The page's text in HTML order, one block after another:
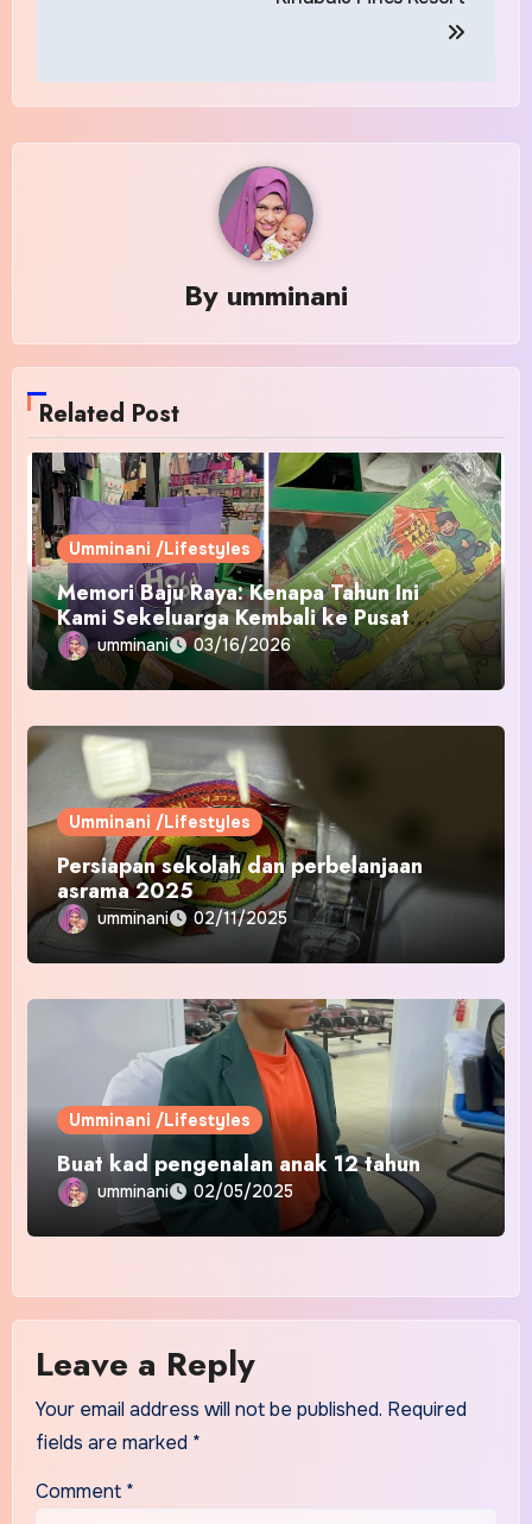
By umminani
Related Post
Umminani /Lifestyles
Memori Baju Raya: Kenapa Tahun Ini
Kami Sekeluarga Kembali ke Pusat
Pakaian Hari-Hari?
umminani 03/16/2026
Umminani /Lifestyles
Persiapan sekolah dan perbelanjaan
asrama 2025
umminani 02/11/2025
Umminani /Lifestyles
Buat kad pengenalan anak 12 tahun
umminani 02/05/2025
Leave a Reply
Your email address will not be published. Required
fields are marked *
Comment *